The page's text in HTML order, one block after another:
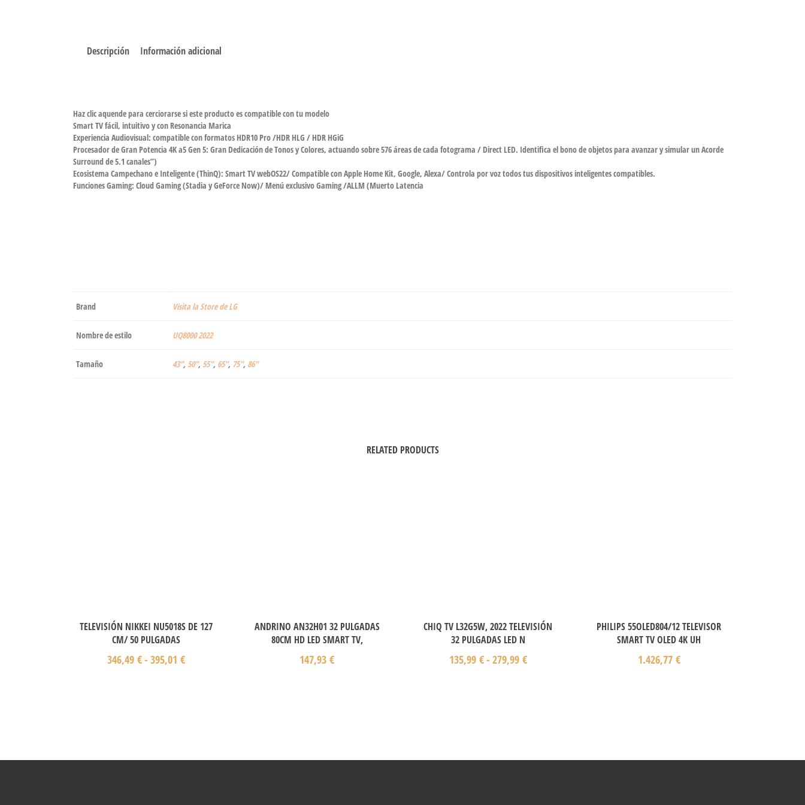
Descripción Información adicional
Haz clic aquende para cerciorarse si este producto es compatible con tu modelo
Smart TV fácil, intuitivo y con Resonancia Marica
Experiencia Audiovisual: compatible con formatos HDR10 Pro /HDR HLG / HDR HGiG
Procesador de Gran Potencia 4K a5 Gen 5: Gran Dedicación de Tonos y Colores, actuando sobre 576 áreas de cada fotograma / Direct LED. Identifica el bono de objetos para avanzar y simular un Acorde
Surround de 5.1 canales”)
Ecosistema Campechano e Inteligente (ThinQ): Smart TV webOS22/ Compatible con Apple Home Kit, Google, Alexa/ Controla por voz todos tus dispositivos inteligentes compatibles.
Funciones Gaming: Cloud Gaming (Stadia y GeForce Now)/ Menú exclusivo Gaming /ALLM (Muerto Latencia
Brand Visita la Store de LG
Nombre de estilo UQ8000 2022
Tamaño 43", 50", 55", 65", 75", 86"
RELATED PRODUCTS
TELEVISIÓN NIKKEI NU5018S DE 127
CM/ 50 PULGADAS
346,49 €- 395,01 €
ANDRINO AN32H01 32 PULGADAS
80CM HD LED SMART TV,
147,93€
CHIQ TV L32G5W, 2022 TELEVISIÓN
32 PULGADAS LED N
135,99 €- 279,99 €
PHILIPS 55OLED804/12 TELEVISOR
SMART TV OLED 4K UH
1.426,77 €